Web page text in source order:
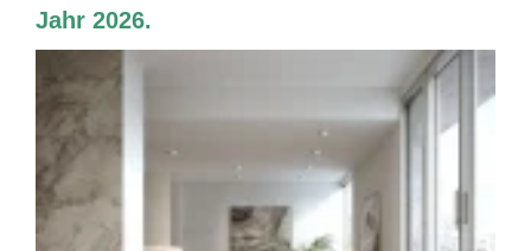
Jahr 2026.